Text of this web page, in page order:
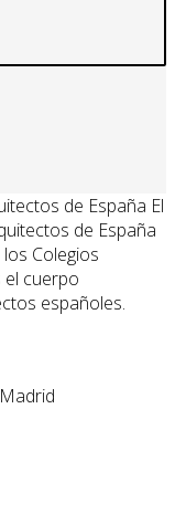
El
de España
Colegios
el cuerpo
españoles.